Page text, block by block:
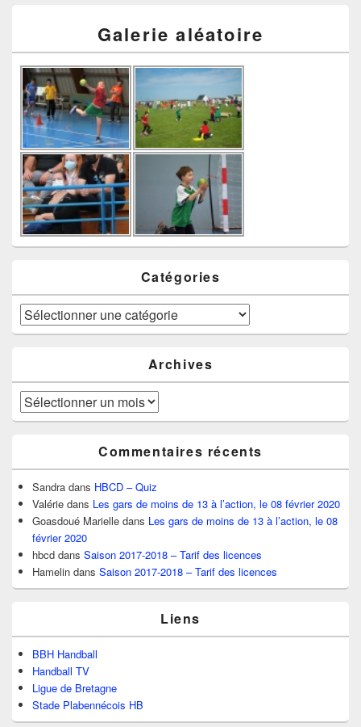
Galerie aléatoire
Catégories
Catégories
Archives
Archives
Commentaires récents
Sandra dans HBCD – Quiz
Valérie dans Les gars de moins de 13 à l’action, le 08 février 2020
Goasdoué Marielle dans Les gars de moins de 13 à l’action, le 08
février 2020
hbcd dans Saison 2017-2018 – Tarif des licences
Hamelin dans Saison 2017-2018 – Tarif des licences
Liens
BBH Handball
Handball TV
Ligue de Bretagne
Stade Plabennécois HB